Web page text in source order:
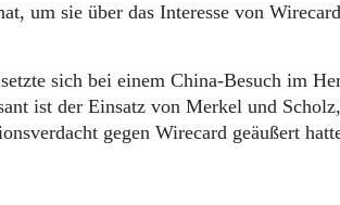
um sie über das Interesse von
sich bei einem China-Besuch im
ist der Einsatz von Merkel und
gegen Wirecard geäußert